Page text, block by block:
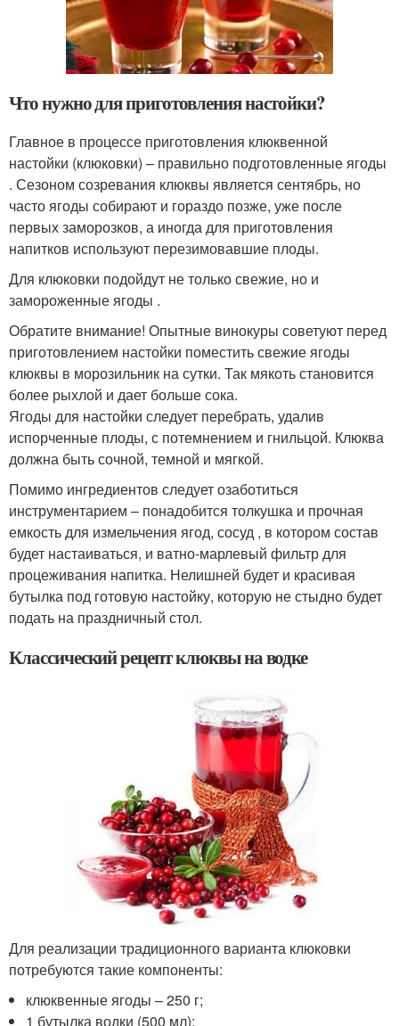
Что нужно для приготовления настойки?
Главное в процессе приготовления клюквенной
настойки (клюковки) – правильно подготовленные ягоды
. Сезоном созревания клюквы является сентябрь, но
часто ягоды собирают и гораздо позже, уже после
первых заморозков, а иногда для приготовления
напитков используют перезимовавшие плоды.
Для клюковки подойдут не только свежие, но и
замороженные ягоды .
Обратите внимание! Опытные винокуры советуют перед
приготовлением настойки поместить свежие ягоды
клюквы в морозильник на сутки. Так мякоть становится
более рыхлой и дает больше сока.
Ягоды для настойки следует перебрать, удалив
испорченные плоды, с потемнением и гнильцой. Клюква
должна быть сочной, темной и мягкой.
Помимо ингредиентов следует озаботиться
инструментарием – понадобится толкушка и прочная
емкость для измельчения ягод, сосуд , в котором состав
будет настаиваться, и ватно-марлевый фильтр для
процеживания напитка. Нелишней будет и красивая
бутылка под готовую настойку, которую не стыдно будет
подать на праздничный стол.
Классический рецепт клюквы на водке
Для реализации традиционного варианта клюковки
потребуются такие компоненты:
клюквенные ягоды – 250 г;
1 бутылка водки (500 мл);